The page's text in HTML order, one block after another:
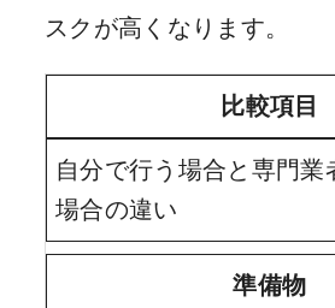
スクが高くなります。
比較項目
自分で行う場合と専門業
場合の違い
準備物